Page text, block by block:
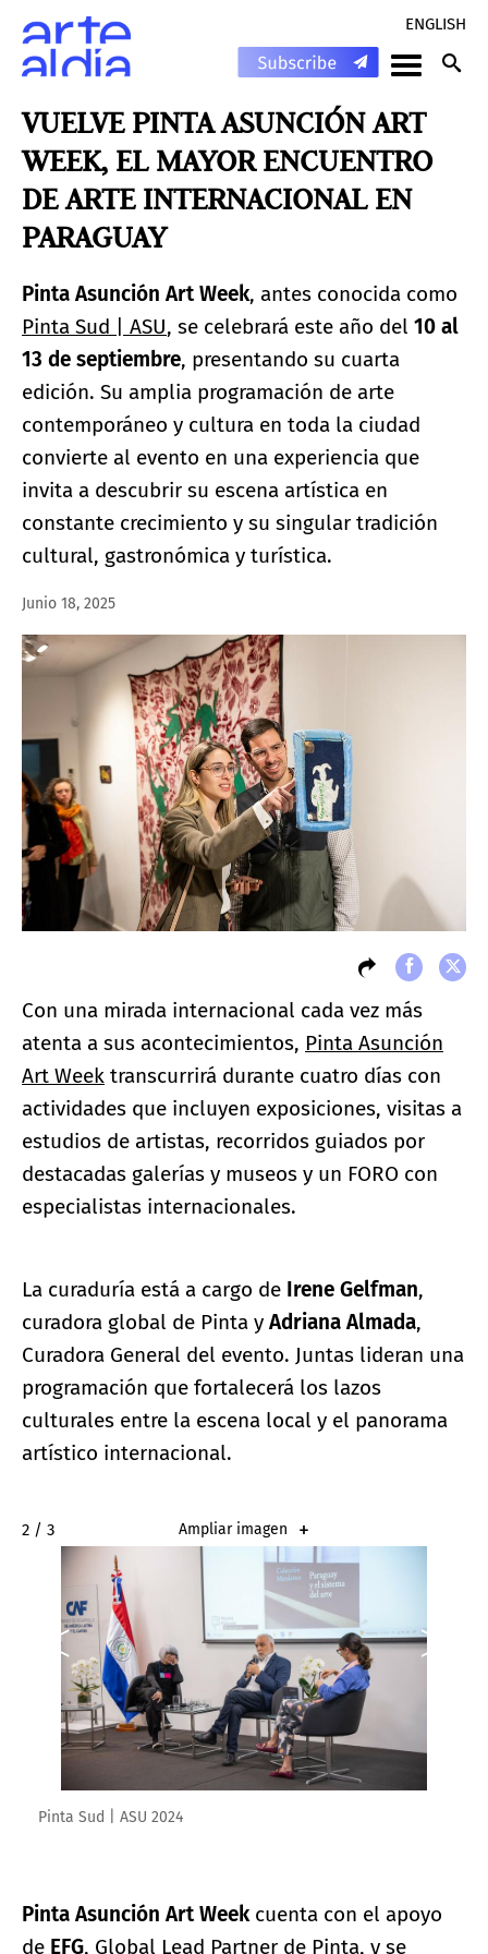
ENGLISH
VUELVE PINTA ASUNCIÓN ART
WEEK, EL MAYOR ENCUENTRO
DE ARTE INTERNACIONAL EN
PARAGUAY
Pinta Asunción Art Week, antes conocida como
Pinta Sud | ASU, se celebrará este año del 10 al
13 de septiembre, presentando su cuarta
edición. Su amplia programación de arte
contemporáneo y cultura en toda la ciudad
convierte al evento en una experiencia que
invita a descubrir su escena artística en
constante crecimiento y su singular tradición
cultural, gastronómica y turística.
Junio 18, 2025
Con una mirada internacional cada vez más
atenta a sus acontecimientos, Pinta Asunción
Art Week transcurrirá durante cuatro días con
actividades que incluyen exposiciones, visitas a
estudios de artistas, recorridos guiados por
destacadas galerías y museos y un FORO con
especialistas internacionales.
La curaduría está a cargo de Irene Gelfman,
curadora global de Pinta y Adriana Almada,
Curadora General del evento. Juntas lideran una
programación que fortalecerá los lazos
culturales entre la escena local y el panorama
artístico internacional.
2 / 3 Ampliar imagen
Pinta Sud | ASU 2024
Pinta Asunción Art Weekcuenta con el apoyo
de EFG, Global Lead Partner de Pinta, y se